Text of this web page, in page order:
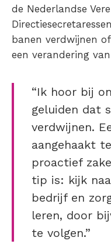
de Nederlandse
banen verdwijnen
een verandering
“Ik hoor bij
geluiden dat
verdwijnen.
aangehaakt
proactief
tip is: kijk
bedrijf en
leren, door
te volgen.”